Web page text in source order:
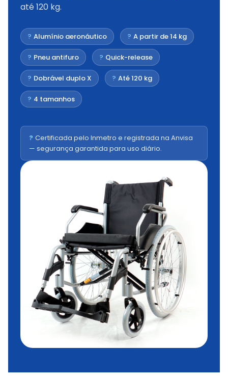
até 120 kg.
? Alumínio aeronáutico ? A partir de 14 kg
? Pneu antifuro ? Quick-release
? Dobrável duplo X ? Até 120 kg
? 4 tamanhos
? Certificada pelo Inmetro e registrada na Anvisa
— segurança garantida para uso diário.